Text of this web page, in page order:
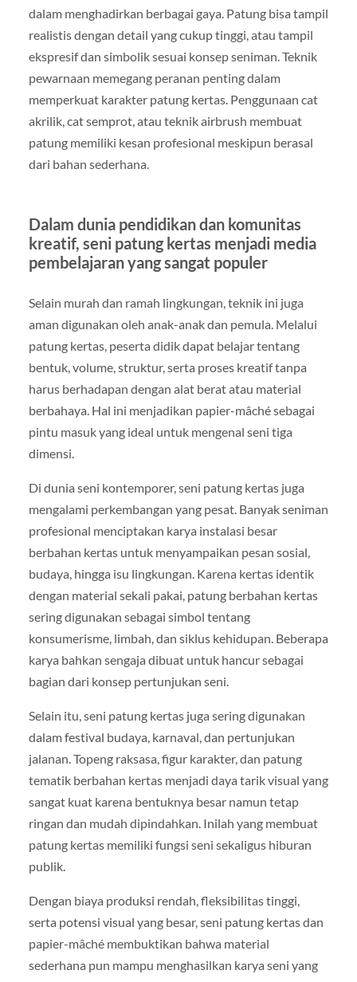
dalam menghadirkan berbagai gaya. Patung bisa tampil
realistis dengan detail yang cukup tinggi, atau tampil
ekspresif dan simbolik sesuai konsep seniman. Teknik
pewarnaan memegang peranan penting dalam
memperkuat karakter patung kertas. Penggunaan cat
akrilik, cat semprot, atau teknik airbrush membuat
patung memiliki kesan profesional meskipun berasal
dari bahan sederhana.
Dalam dunia pendidikan dan komunitas
kreatif, seni patung kertas menjadi media
pembelajaran yang sangat populer
Selain murah dan ramah lingkungan, teknik ini juga
aman digunakan oleh anak-anak dan pemula. Melalui
patung kertas, peserta didik dapat belajar tentang
bentuk, volume, struktur, serta proses kreatif tanpa
harus berhadapan dengan alat berat atau material
berbahaya. Hal ini menjadikan papier-mâché sebagai
pintu masuk yang ideal untuk mengenal seni tiga
dimensi.
Di dunia seni kontemporer, seni patung kertas juga
mengalami perkembangan yang pesat. Banyak seniman
profesional menciptakan karya instalasi besar
berbahan kertas untuk menyampaikan pesan sosial,
budaya, hingga isu lingkungan. Karena kertas identik
dengan material sekali pakai, patung berbahan kertas
sering digunakan sebagai simbol tentang
konsumerisme, limbah, dan siklus kehidupan. Beberapa
karya bahkan sengaja dibuat untuk hancur sebagai
bagian dari konsep pertunjukan seni.
Selain itu, seni patung kertas juga sering digunakan
dalam festival budaya, karnaval, dan pertunjukan
jalanan. Topeng raksasa, figur karakter, dan patung
tematik berbahan kertas menjadi daya tarik visual yang
sangat kuat karena bentuknya besar namun tetap
ringan dan mudah dipindahkan. Inilah yang membuat
patung kertas memiliki fungsi seni sekaligus hiburan
publik.
Dengan biaya produksi rendah, fleksibilitas tinggi,
serta potensi visual yang besar, seni patung kertas dan
papier-mâché membuktikan bahwa material
sederhana pun mampu menghasilkan karya seni yang